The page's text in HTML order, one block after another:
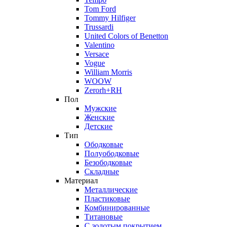
Tom Ford
Tommy Hilfiger
Trussardi
United Colors of Benetton
Valentino
Versace
Vogue
William Morris
WOOW
Zerorh+RH
Пол
Мужские
Женские
Детские
Тип
Ободковые
Полуободковые
Безободковые
Складные
Материал
Металлические
Пластиковые
Комбинированные
Титановые